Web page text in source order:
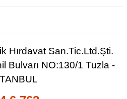
Hırdavat San.Tic.Ltd.Şti.
Bulvarı NO:130/1 Tuzla -